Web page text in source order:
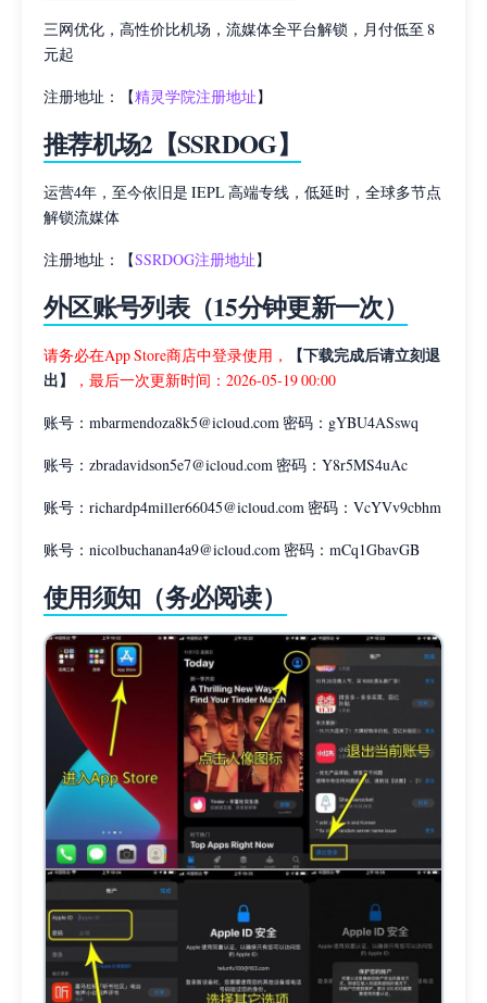
三网优化，高性价比机场，流媒体全平台解锁，月付低至 8
元起
注册地址：【精灵学院注册地址】
推荐机场2【SSRDOG】
运营4年，至今依旧是 IEPL 高端专线，低延时，全球多节点
解锁流媒体
注册地址：【SSRDOG注册地址】
外区账号列表（15分钟更新一次）
请务必在App Store商店中登录使用，
【下载完成后请立刻退
出】
，最后一次更新时间：2026-05-19 00:00
账号： mbarmendoza8k5@icloud.com 密码：gYBU4ASswq
账号： zbradavidson5e7@icloud.com 密码：Y8r5MS4uAc
账号： richardp4miller66045@icloud.com 密码：VcYVv9cbhm
账号： nicolbuchanan4a9@icloud.com 密码：mCq1GbavGB
使用须知（务必阅读）